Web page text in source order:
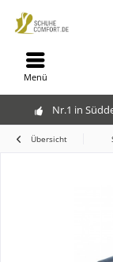
Nr.1 in
Menü
Übersicht